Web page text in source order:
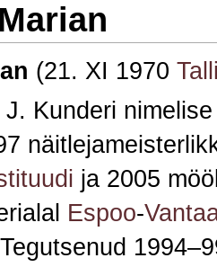
(21. XI 1970
Kunderi
ja 2005
Espoo-